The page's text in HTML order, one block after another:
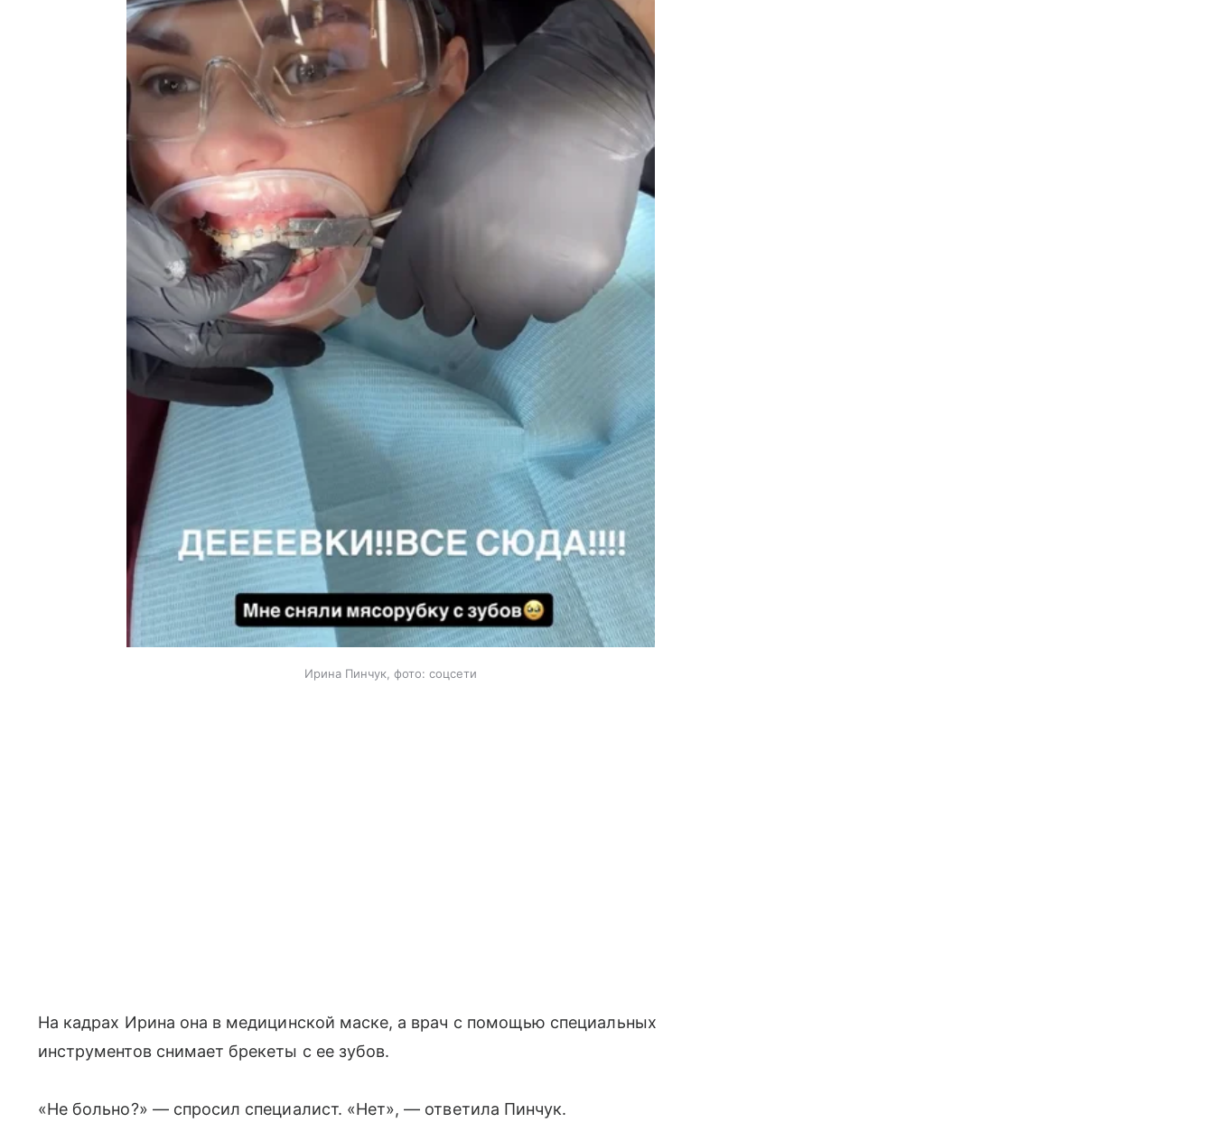
Ирина Пинчук, фото: соцсети
На кадрах Ирина она в медицинской маске, а врач с помощью специальных
инструментов снимает брекеты с ее зубов.
«Не больно?» — спросил специалист. «Нет», — ответила Пинчук.